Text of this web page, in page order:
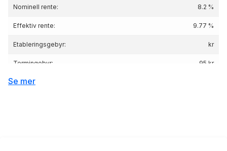
Nominell rente: 8.2 %
Effektiv rente: 9.77 %
Etableringsgebyr: kr
Termingebyr: 95 kr
Se mer